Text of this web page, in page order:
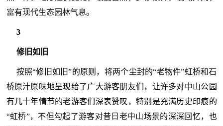
富有现代生态园林气息。
3
修旧如旧
按照“修旧如旧”的原则，将两个尘封的“老物件”虹桥和石
桥原汁原味地呈现给了广大游客朋友们，让许多对中山公园
有几十年情节的老游客们深表赞叹，特别是充满历史印痕的
“虹桥”，不但勾起了游客对昔日老中山场景的深深回忆，也